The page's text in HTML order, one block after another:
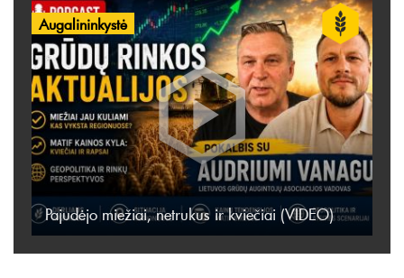
Augalininkystė
Pajudėjo miežiai, netrukus ir kviečiai (VIDEO)